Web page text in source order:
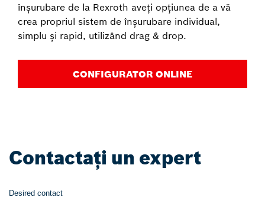
înșurubare de la Rexroth aveți opțiunea de a vă
crea propriul sistem de înșurubare individual,
simplu și rapid, utilizând drag & drop.
CONFIGURATOR ONLINE
Contactați un expert